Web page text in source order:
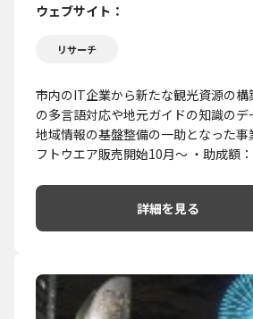
ウェブサイト
リサーチ
市内のIT企業から新たな観光資源の構
の多言語対応や地元ガイドの知識のデ
地域情報の基盤整備の一助となった事
フトウエア販売開始10月～ ・助成額
詳細を見る